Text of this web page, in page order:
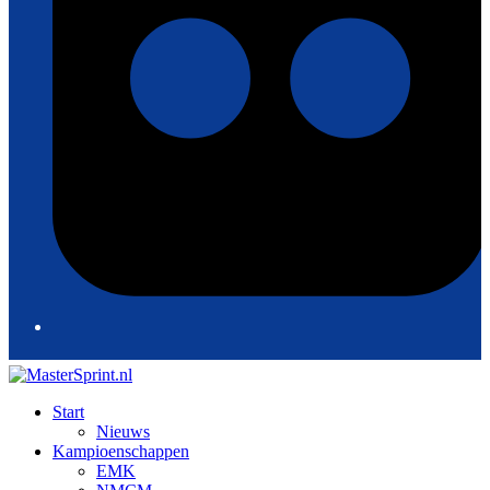
Start
Nieuws
Kampioenschappen
EMK